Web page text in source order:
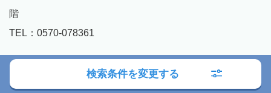
階
TEL：0570-078361
このように、佐賀市には相続問題の相談先を必要とする市
民向けに多くの相談窓口があります。しかし、これらの窓
検索条件を変更する